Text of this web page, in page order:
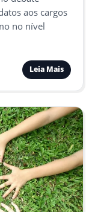
aos cargos
no nível
Leia Mais